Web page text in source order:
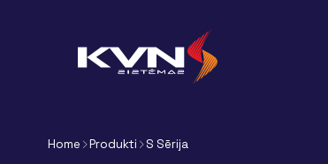
Home Produkti S Sērija